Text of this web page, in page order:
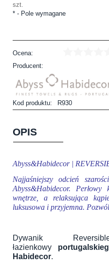
szt.
* - Pole wymagane
Ocena:
Producent:
Kod produktu: R930
OPIS
Abyss&Habidecor |
Najjaśniejszy odcień
Abyss&Habidecor.
wnętrze, a relaksująca
luksusowa i przyjemna.
Dywanik
łazienkowy
Habidecor.